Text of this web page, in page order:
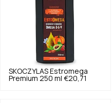
SKOCZYLAS Estromega
Premium 250 ml €20,71